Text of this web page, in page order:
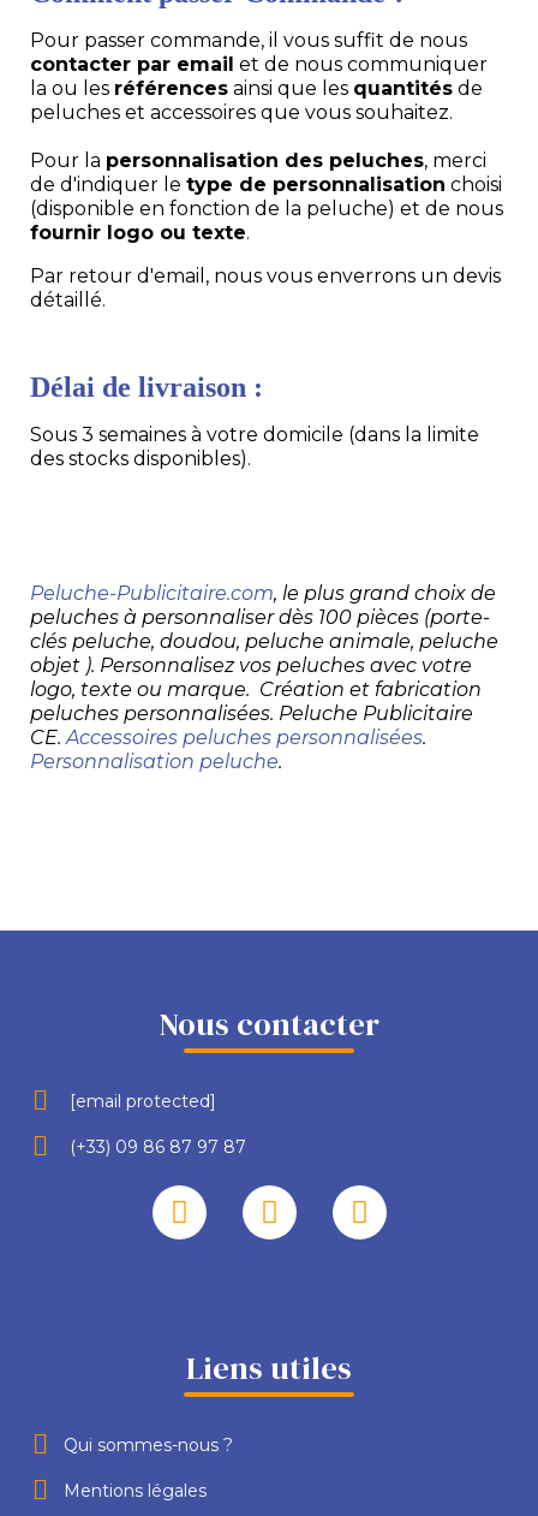
Pour passer commande, il vous suffit de nous
contacter par email et de nous communiquer
la ou les références ainsi que les quantités de
peluches et accessoires que vous souhaitez.
Pour la personnalisation des peluches, merci
de d'indiquer le type de personnalisation choisi
(disponible en fonction de la peluche) et de nous
fournir logo ou texte.
Par retour d'email, nous vous enverrons un devis
détaillé.
Délai de livraison :
Sous 3 semaines à votre domicile (dans la limite
des stocks disponibles).
Peluche-Publicitaire.com, le plus grand choix de
peluches à personnaliser dès 100 pièces (porte-
clés peluche, doudou, peluche animale, peluche
objet ). Personnalisez vos peluches avec votre
logo, texte ou marque. Création et fabrication
peluches personnalisées. Peluche Publicitaire
CE. Accessoires peluches personnalisées.
Personnalisation peluche.
Nous contacter
[email protected]
(+33) 09 86 87 97 87
Liens utiles
Qui sommes-nous ?
Mentions légales